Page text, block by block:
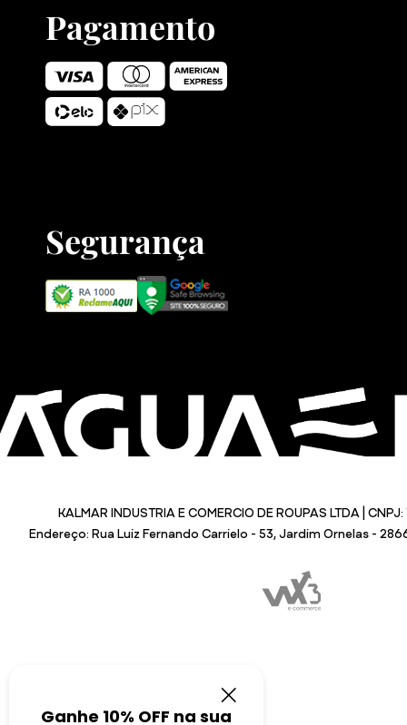
Pagamento
Segurança
KALMAR INDUSTRIA E COMERCIO DE ROUPAS LTDA |
Endereço: Rua Luiz Fernando Carrielo - 53, Jardim Ornelas -